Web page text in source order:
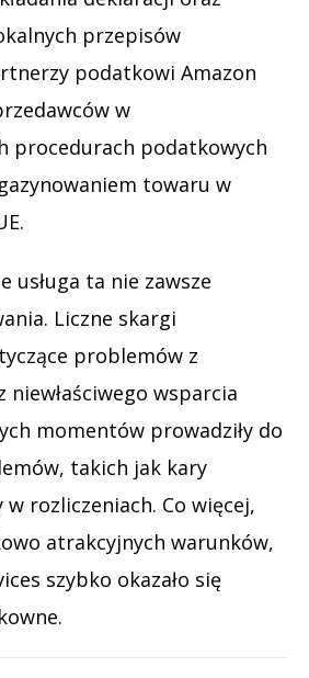
przepisów
podatkowi Amazon
w
procedurach podatkowych
towaru w
usługa ta nie zawsze
Liczne skargi
problemów z
niewłaściwego wsparcia
momentów prowadziły do
takich jak kary
w rozliczeniach. Co więcej,
atrakcyjnych warunków,
szybko okazało się